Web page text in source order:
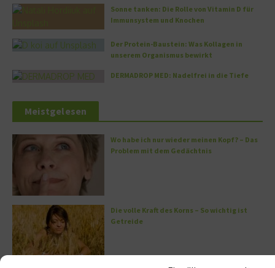
Sonne tanken: Die Rolle von Vitamin D für
Immunsystem und Knochen
Der Protein-Baustein: Was Kollagen in
unserem Organismus bewirkt
DERMADROP MED: Nadelfrei in die Tiefe
Meistgelesen
Wo habe ich nur wieder meinen Kopf? – Das
Problem mit dem Gedächtnis
Die volle Kraft des Korns – So wichtig ist
Getreide